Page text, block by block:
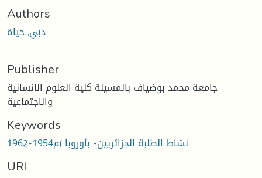
Authors
دبي, حياة
Publisher
جامعة محمد بوضياف بالمسيلة كلية العلوم الانسانية
والاجتماعية
Keywords
نشاط الطلبة الجزائريين- بأوروبا )م1954-1962
URI